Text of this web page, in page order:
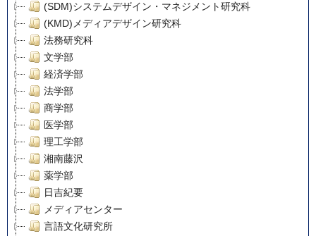
(SDM)システムデザイン・マネジメント研究科
(KMD)メディアデザイン研究科
法務研究科
文学部
経済学部
法学部
商学部
医学部
理工学部
湘南藤沢
薬学部
日吉紀要
メディアセンター
言語文化研究所